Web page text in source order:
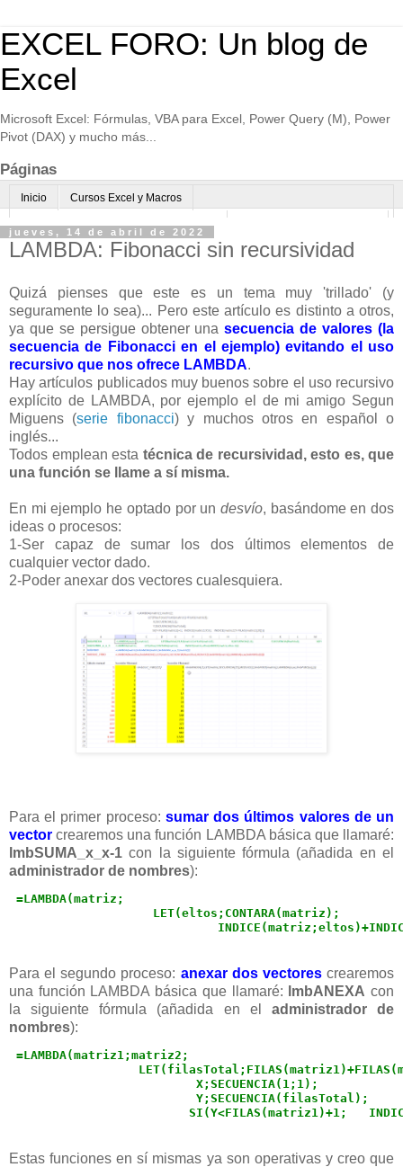
EXCEL FORO: Un blog de
Excel
Microsoft Excel: Fórmulas, VBA para Excel, Power Query (M), Power
Pivot (DAX) y mucho más...
Páginas
Inicio Cursos Excel y Macros
Excel Avanzado online-Microsoft Teams
Normas de uso Algo sobre mi
jueves, 14 de abril de 2022
LAMBDA: Fibonacci sin recursividad
Quizá pienses que este es un tema muy 'trillado' (y
seguramente lo sea)... Pero este artículo es distinto a otros,
ya que se persigue obtener unasecuencia de valores (la
secuencia de Fibonacci en el ejemplo) evitando el uso
recursivo que nos ofrece LAMBDA.
Hay artículos publicados muy buenos sobre el uso recursivo
explícito de LAMBDA, por ejemplo el de mi amigo Segun
Miguens (serie fibonacci) y muchos otros en español o
inglés...
Todos emplean esta técnica de recursividad, esto es, que
una función se llame a sí misma.
En mi ejemplo he optado por un desvío, basándome en dos
ideas o procesos:
1-Ser capaz de sumar los dos últimos elementos de
cualquier vector dado.
2-Poder anexar dos vectores cualesquiera.
Para el primer proceso: sumar dos últimos valores de un
vector crearemos una función LAMBDA básica que llamaré:
lmbSUMA_x_x-1 con la siguiente fórmula (añadida en el
administrador de nombres):
=LAMBDA(matriz;
Para el segundo proceso: anexar dos vectorescrearemos
una función LAMBDA básica que llamaré:
lmbANEXA con
la siguiente fórmula (añadida en el administrador de
nombres):
=LAMBDA(matriz1;matriz2;
                          X;SECUENCIA(1;1);
                          Y;SECUENCIA(filasTotal);
SI(Y<FILAS(matriz1)+1;
Estas funciones en sí mismas ya son operativas y creo que